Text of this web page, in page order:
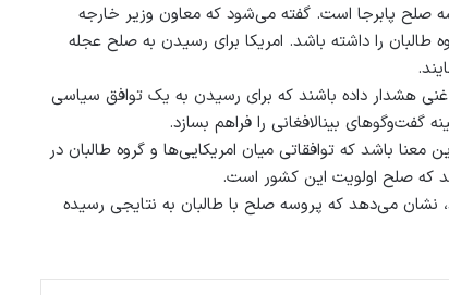
صلح پابرجا است. گفته می‌شود که معاون وزیر خارجه
طالبان را داشته باشد. امریکا برای رسیدن به صلح عجله
هشدار داده باشند که برای رسیدن به یک توافق سیاسی
گفت‌وگوهای بین‏الافغانی را فراهم بسازد.
معنا باشد که توافقاتی میان امریکایی‌ها و گروه طالبان در
که صلح اولویت این کشور است.
نشان می‌دهد که پروسه صلح با طالبان به نتایجی رسیده